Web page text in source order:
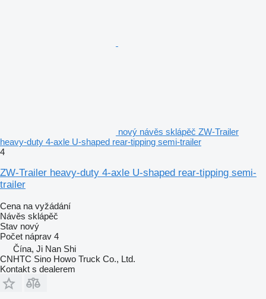
nový návěs sklápěč ZW-Trailer
heavy-duty 4-axle U-shaped rear-tipping semi-trailer
4
ZW-Trailer heavy-duty 4-axle U-shaped rear-tipping semi-
trailer
Cena na vyžádání
Návěs sklápěč
Stav nový
Počet náprav 4
Čína, Ji Nan Shi
CNHTC Sino Howo Truck Co., Ltd.
Kontakt s dealerem